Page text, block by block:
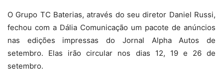
O Grupo TC Baterias, através do seu diretor Daniel Russi,
fechou com a Dália Comunicação um pacote de anúncios
nas edições impressas do Jornal Alpha Autos de
setembro. Elas irão circular nos dias 12, 19 e 26 de
setembro.